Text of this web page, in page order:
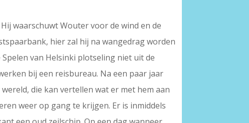
waarschuwt Wouter voor de wind en de
hier zal hij na wangedrag worden
van Helsinki plotseling niet uit de
bij een reisbureau. Na een paar jaar
die kan vertellen wat er met hem aan
weer op gang te krijgen. Er is inmiddels